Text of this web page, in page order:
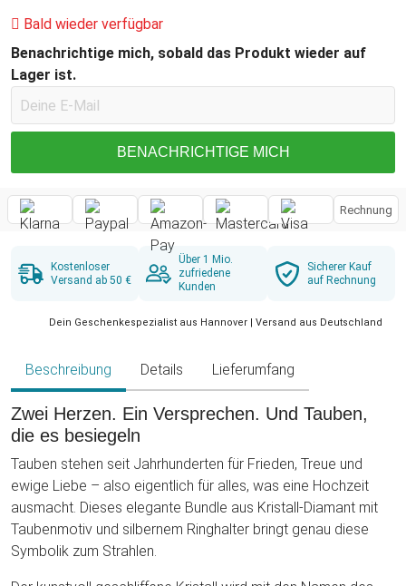
Bald wieder verfügbar
Benachrichtige mich, sobald das Produkt wieder auf
Lager ist.
BENACHRICHTIGE MICH
Rechnung
Kostenloser
Versand ab 50 €
Über 1 Mio.
zufriedene
Kunden
Sicherer Kauf
auf Rechnung
Dein Geschenkespezialist aus Hannover | Versand aus Deutschland
Beschreibung Details Lieferumfang
Zwei Herzen. Ein Versprechen. Und Tauben,
die es besiegeln
Tauben stehen seit Jahrhunderten für Frieden, Treue und
ewige Liebe – also eigentlich für alles, was eine Hochzeit
ausmacht. Dieses elegante Bundle aus Kristall-Diamant mit
Taubenmotiv und silbernem Ringhalter bringt genau diese
Symbolik zum Strahlen.